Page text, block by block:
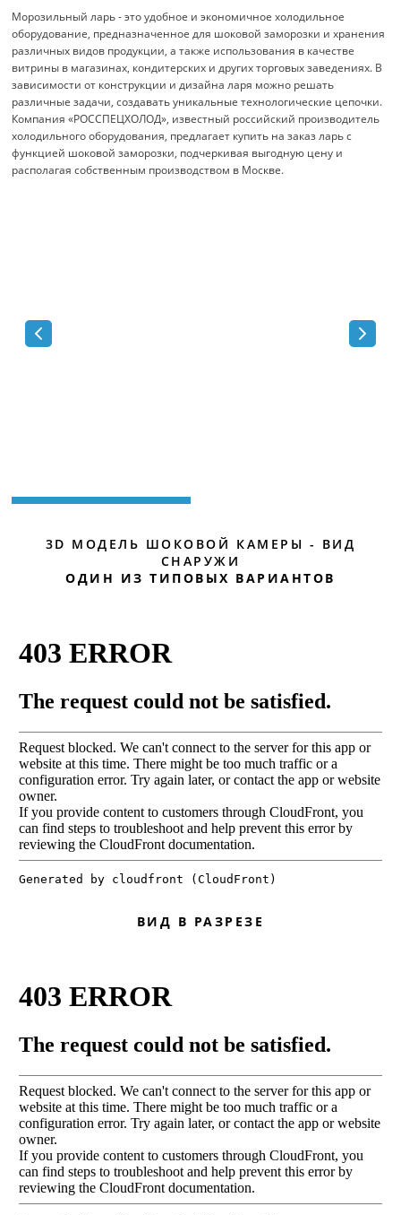
Морозильный ларь - это удобное и экономичное холодильное
оборудование, предназначенное для шоковой заморозки и хранения
различных видов продукции, а также использования в качестве
витрины в магазинах, кондитерских и других торговых заведениях. В
зависимости от конструкции и дизайна ларя можно решать
различные задачи, создавать уникальные технологические цепочки.
Компания «РОССПЕЦХОЛОД», известный российский производитель
холодильного оборудования, предлагает купить на заказ ларь с
функцией шоковой заморозки, подчеркивая выгодную цену и
располагая собственным производством в Москве.
3D МОДЕЛЬ ШОКОВОЙ КАМЕРЫ - ВИД
СНАРУЖИ
ОДИН ИЗ ТИПОВЫХ ВАРИАНТОВ
ВИД В РАЗРЕЗЕ